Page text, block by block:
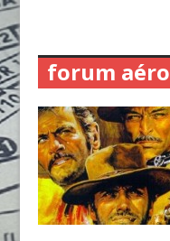
forum aéro